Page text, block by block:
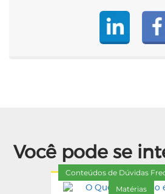
Você pode se
Conteúdos de Dúvidas
Matérias